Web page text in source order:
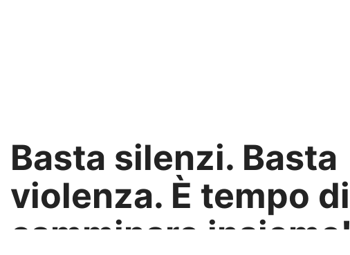
Basta silenzi. Basta
violenza. È tempo di
camminare insieme!